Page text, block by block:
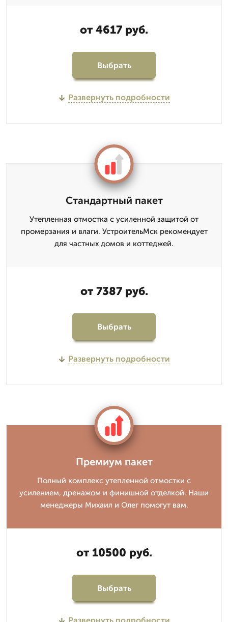
от 4617 руб.
Выбрать
Развернуть подробности
Стандартный пакет
Утепленная отмостка с усиленной защитой от
промерзания и влаги. УстроительМск рекомендует
для частных домов и коттеджей.
от 7387 руб.
Выбрать
Развернуть подробности
Премиум пакет
Полный комплекс утепленной отмостки с
усилением, дренажом и финишной отделкой. Наши
менеджеры Михаил и Олег помогут вам.
от 10500 руб.
Выбрать